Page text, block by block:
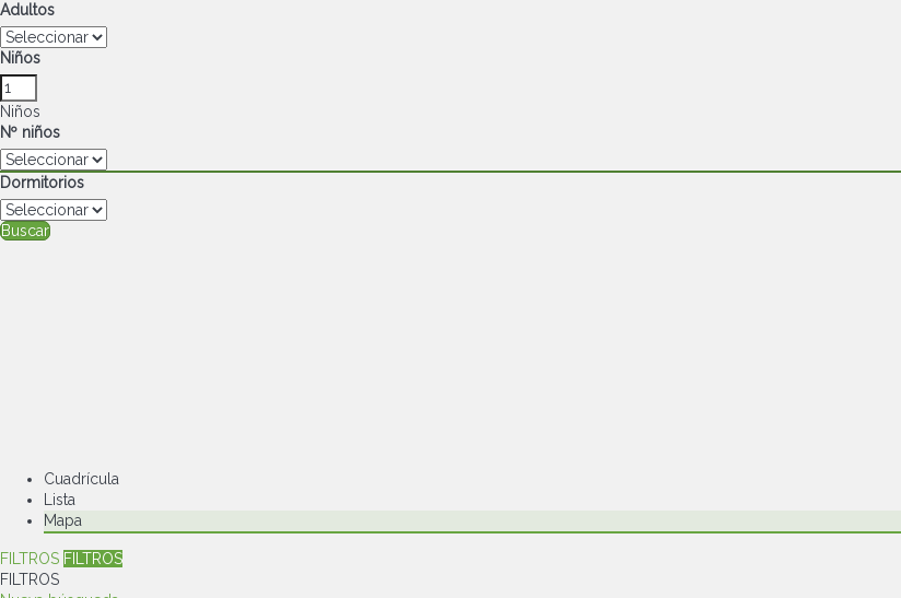
Adultos
Niños
Niños
Nº niños
Dormitorios
Buscar
Cuadrícula
Lista
Mapa
FILTROS FILTROS
FILTROS